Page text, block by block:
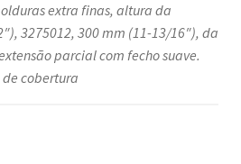
extra finas, altura da
3275012, 300 mm (11-13/16″), da
parcial com fecho suave.
cobertura